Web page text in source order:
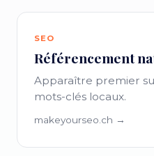
SEO
Référencement
Apparaître premier
mots-clés locaux.
makeyourseo.ch →